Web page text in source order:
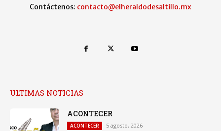
Contáctenos: contacto@elheraldodesaltillo.mx
ULTIMAS NOTICIAS
ACONTECER
ACONTECER 5 agosto, 2026